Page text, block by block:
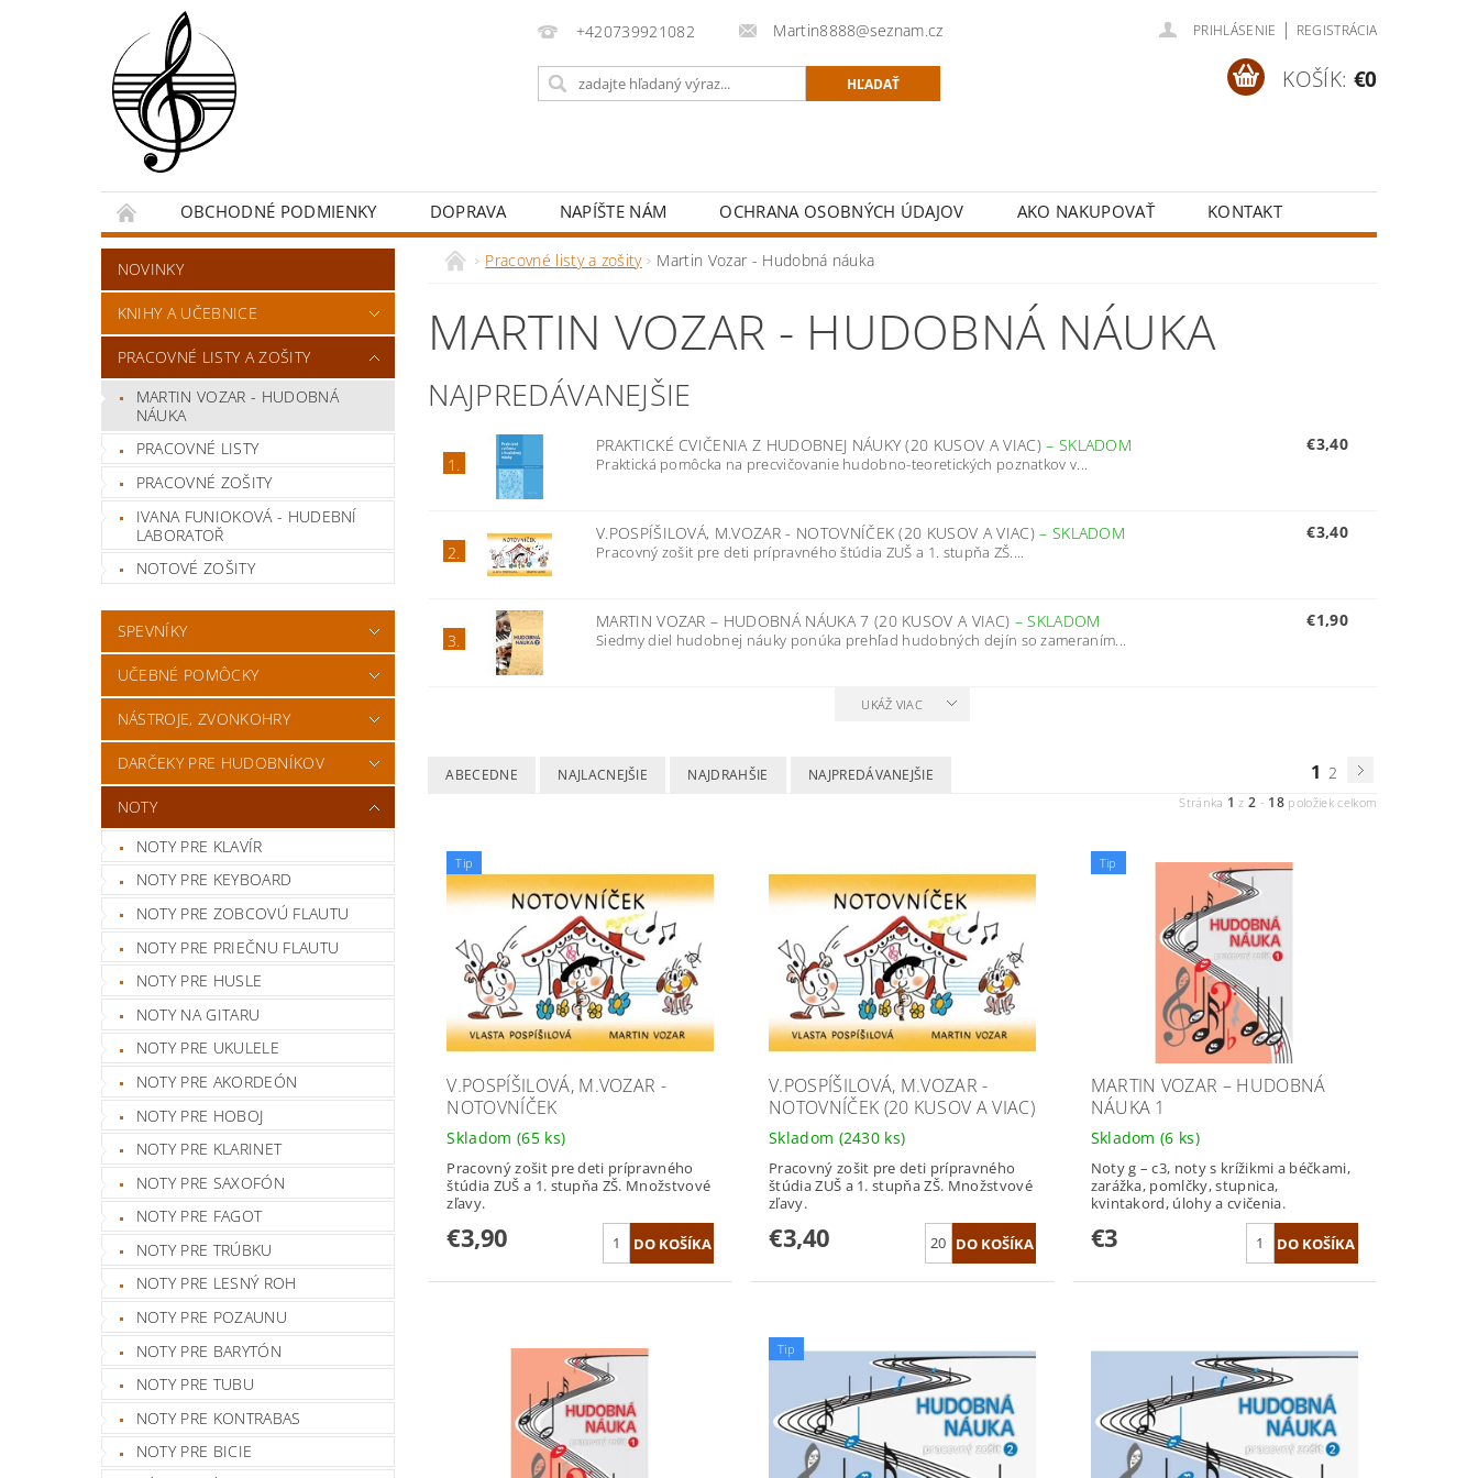
+420739921082 Martin8888@seznam.cz PRIHLÁSENIE | REGISTRÁCIA
KOŠÍK: €0
OBCHODNÉ PODMIENKY DOPRAVA NAPÍŠTE NÁM OCHRANA OSOBNÝCH ÚDAJOV AKO NAKUPOVAŤ KONTAKT
NOVINKY
KNIHY A UČEBNICE
PRACOVNÉ LISTY A ZOŠITY
MARTIN VOZAR - HUDOBNÁ
NÁUKA
PRACOVNÉ LISTY
PRACOVNÉ ZOŠITY
IVANA FUNIOKOVÁ - HUDEBNÍ
LABORATOŘ
NOTOVÉ ZOŠITY
SPEVNÍKY
UČEBNÉ POMÔCKY
NÁSTROJE, ZVONKOHRY
DARČEKY PRE HUDOBNÍKOV
NOTY
NOTY PRE KLAVÍR
NOTY PRE KEYBOARD
NOTY PRE ZOBCOVÚ FLAUTU
NOTY PRE PRIEČNU FLAUTU
NOTY PRE HUSLE
NOTY NA GITARU
NOTY PRE UKULELE
NOTY PRE AKORDEÓN
NOTY PRE HOBOJ
NOTY PRE KLARINET
NOTY PRE SAXOFÓN
NOTY PRE FAGOT
NOTY PRE TRÚBKU
NOTY PRE LESNÝ ROH
NOTY PRE POZAUNU
NOTY PRE BARYTÓN
NOTY PRE TUBU
NOTY PRE KONTRABAS
NOTY PRE BICIE
Pracovné listy a zošity Martin Vozar - Hudobná náuka
MARTIN VOZAR - HUDOBNÁ NÁUKA
NAJPREDÁVANEJŠIE
1.
PRAKTICKÉ CVIČENIA Z HUDOBNEJ NÁUKY (20 KUSOV A VIAC)– SKLADOM
Praktická pomôcka na precvičovanie hudobno-teoretických poznatkov v...
€3,40
2.
V.POSPÍŠILOVÁ, M.VOZAR - NOTOVNÍČEK (20 KUSOV A VIAC)– SKLADOM
Pracovný zošit pre deti prípravného štúdia ZUŠ a 1. stupňa ZŠ....
€3,40
3.
MARTIN VOZAR – HUDOBNÁ NÁUKA 7 (20 KUSOV A VIAC) –SKLADOM
Siedmy diel hudobnej náuky ponúka prehľad hudobných dejín so zameraním...
€1,90
UKÁŽ VIAC
ABECEDNE NAJLACNEJŠIE NAJDRAHŠIE NAJPREDÁVANEJŠIE 1 2
Stránka 1 z2 - 18 položiek celkom
Tip
V.POSPÍŠILOVÁ, M.VOZAR -
NOTOVNÍČEK
Skladom (65 ks)
Pracovný zošit pre deti prípravného
štúdia ZUŠ a 1. stupňa ZŠ. Množstvové
zľavy.
€3,90
V.POSPÍŠILOVÁ, M.VOZAR -
NOTOVNÍČEK (20 KUSOV A VIAC)
Skladom (2430 ks)
Pracovný zošit pre deti prípravného
štúdia ZUŠ a 1. stupňa ZŠ. Množstvové
zľavy.
€3,40
Tip
MARTIN VOZAR – HUDOBNÁ
NÁUKA 1
Skladom(6 ks)
Noty g – c3, noty s krížikmi a béčkami,
zarážka, pomlčky, stupnica,
kvintakord, úlohy a cvičenia.
€3
Tip